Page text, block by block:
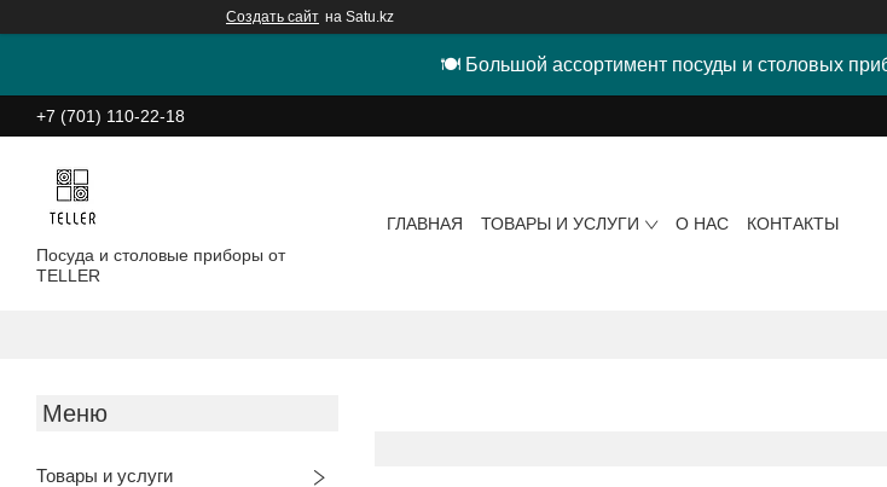
Создать сайт на Satu.kz
🍽 Большой ассортимент посуды и столовых
+7 (701) 110-22-18
Посуда и столовые приборы от
TELLER
ГЛАВНАЯ ТОВАРЫ И УСЛУГИ О НАС КОНТАКТЫ
Товары и услуги